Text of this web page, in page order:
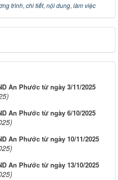
trình, chi tiết, nội dung, làm việc
An Phước từ ngày 3/11/2025
An Phước từ ngày 6/10/2025
An Phước từ ngày 10/11/2025
An Phước từ ngày 13/10/2025